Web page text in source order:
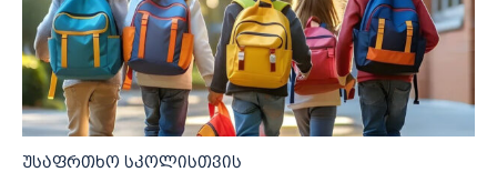
უსაფრთხო სკოლისთვის